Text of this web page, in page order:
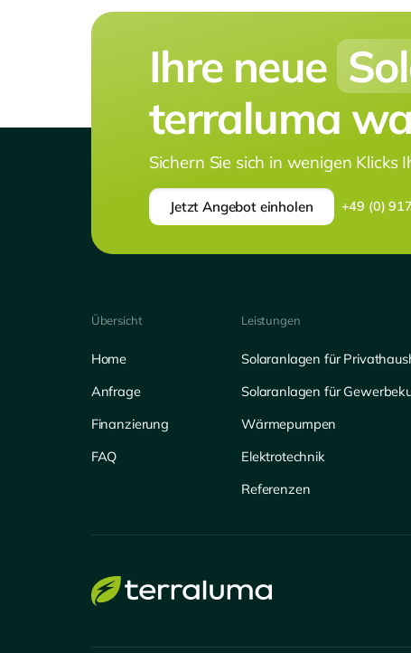
Ihre neue
terraluma
Sichern Sie sich in wenigen Klicks
Jetzt Angebot einholen +49 (0)
Übersicht
Home
Anfrage
Finanzierung
FAQ
Leistungen
Solaranlagen für
Solaranlagen für
Wärmepumpen
Elektrotechnik
Referenzen